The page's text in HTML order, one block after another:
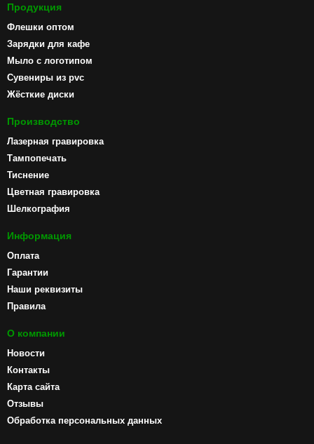
Продукция
Флешки оптом
Зарядки для кафе
Мыло с логотипом
Сувениры из pvc
Жёсткие диски
Производство
Лазерная гравировка
Тампопечать
Тиснение
Цветная гравировка
Шелкография
Информация
Оплата
Гарантии
Наши реквизиты
Правила
О компании
Новости
Контакты
Карта сайта
Отзывы
Обработка персональных данных